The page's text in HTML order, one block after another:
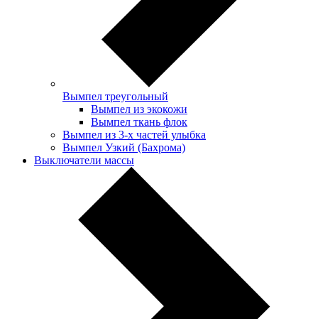
Вымпел треугольный
Вымпел из экокожи
Вымпел ткань флок
Вымпел из 3-х частей улыбка
Вымпел Узкий (Бахрома)
Выключатели массы